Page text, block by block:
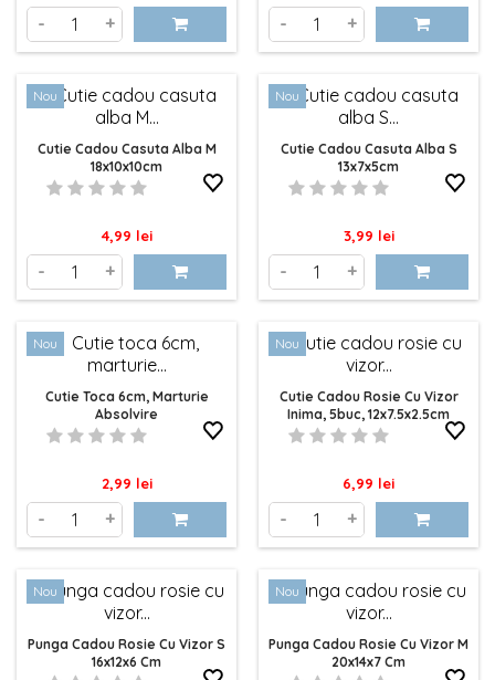
- + - +
Nou
Cutie Cadou Casuta Alba M
18x10x10cm
Pret
4,99 lei
- +
Nou
Cutie Cadou Casuta Alba S
13x7x5cm
Pret
3,99 lei
- +
Nou
Cutie Toca 6cm, Marturie
Absolvire
Pret
2,99 lei
- +
Nou
Cutie Cadou Rosie Cu Vizor
Inima, 5buc, 12x7.5x2.5cm
Pret
6,99 lei
- +
Nou
Punga Cadou Rosie Cu Vizor S
16x12x6 Cm
Nou
Punga Cadou Rosie Cu Vizor M
20x14x7 Cm